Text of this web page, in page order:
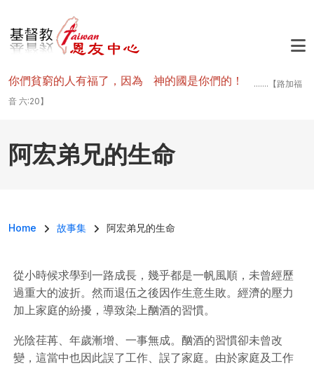
你們貧窮的人有福了，因為 神的國是你們的！
.......【路加福
音 六:20】
阿宏弟兄的生命
導航連結
Home 故事集 阿宏弟兄的生命
從小時候求學到一路成長，幾乎都是一帆風順，未曾經歷
過重大的波折。然而退伍之後因作生意生敗。經濟的壓力
加上家庭的紛擾，導致染上酗酒的習慣。
光陰荏苒、年歲漸增、一事無成。酗酒的習慣卻未曾改
變，這當中也因此誤了工作、誤了家庭。由於家庭及工作